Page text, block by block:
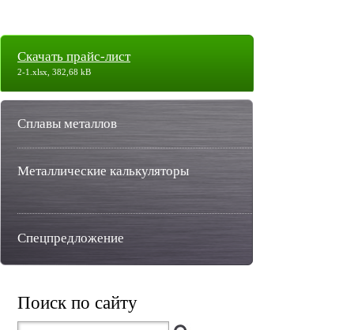
Скачать прайс-лист
2-1.xlsx, 382,68 kB
Сплавы металлов
Металлические калькуляторы
Спецпредложение
Поиск по сайту